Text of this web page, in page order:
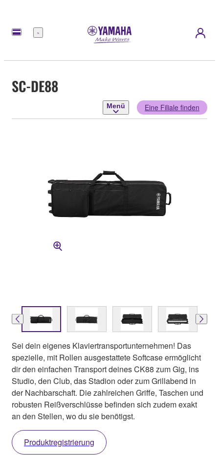
Menü
SC-DE88
Menü Eine Filiale finden
Sei dein eigenes Klaviertransportunternehmen! Das
spezielle, mit Rollen ausgestattete Softcase ermöglicht
dir den einfachen Transport deines CK88 zum Gig, ins
Studio, den Club, das Stadion oder zum Grillabend in
der Nachbarschaft. Die zahlreichen Griffe, Taschen und
robusten Reißverschlüsse befinden sich zudem exakt
an den Stellen, wo du sie benötigst.
Produktregistrierung